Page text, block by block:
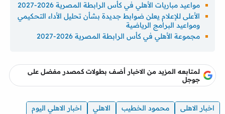
مواعيد مباريات الأهلي في كأس الرابطة المصرية 2026-2027
الأعلى للإعلام يعلن ضوابط جديدة بشأن تحليل الأداء التحكيمي
ومواعيد البرامج الرياضية
مجموعة الأهلي في كأس الرابطة المصرية 2026-2027
لمتابعه المزيد من الاخبار أضف بطولات كمصدر مفضل على
جوجل
اخبار الاهلى محمود الخطيب الاهلي
اخبار الاهلي اليوم